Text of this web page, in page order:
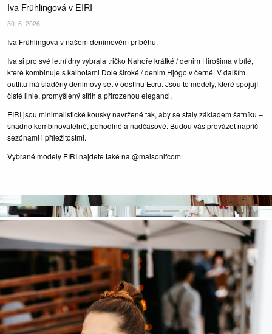
Iva Frühlingová v EIRI
30. 6. 2026
Iva Frühlingová v našem denimovém příběhu.
Iva si pro své letní dny vybrala tričko Nahoře krátké / denim Hirošima v bílé,
které kombinuje s kalhotami Dole široké / denim Hjógo v černé. V dalším
outfitu má sladěný denimový set v odstínu Ecru. Jsou to modely, které spojují
čisté linie, promyšlený střih a přirozenou eleganci.
EIRI jsou minimalistické kousky navržené tak, aby se staly základem šatníku –
snadno kombinovatelné, pohodlné a nadčasové. Budou vás provázet napříč
sezónami i příležitostmi.
Vybrané modely EIRI najdete také na @maisonifcom.